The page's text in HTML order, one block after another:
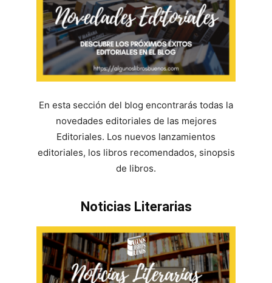
En esta sección del blog encontrarás todas la
novedades editoriales de las mejores
Editoriales. Los nuevos lanzamientos
editoriales, los libros recomendados, sinopsis
de libros.
Noticias Literarias